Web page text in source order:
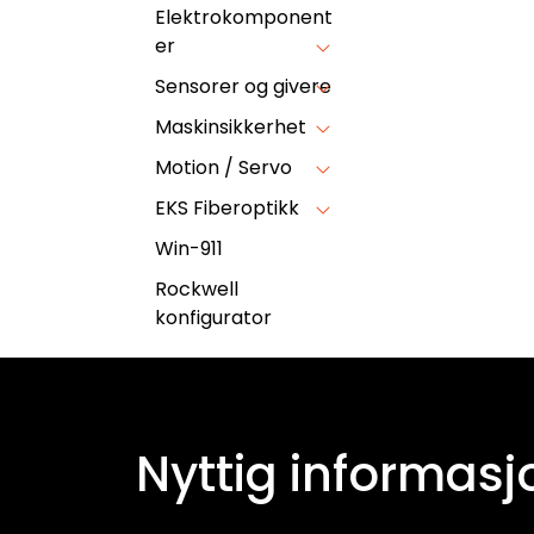
Elektrokomponent
er
Sensorer og givere
Maskinsikkerhet
Motion / Servo
EKS Fiberoptikk
Win-911
Rockwell
konfigurator
Nyttig